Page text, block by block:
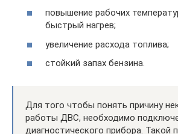
повышение рабочих
быстрый нагрев;
увеличение расхода топлива;
стойкий запах бензина.
Для того чтобы понять причину
работы ДВС, необходимо
диагностического прибора. Такой